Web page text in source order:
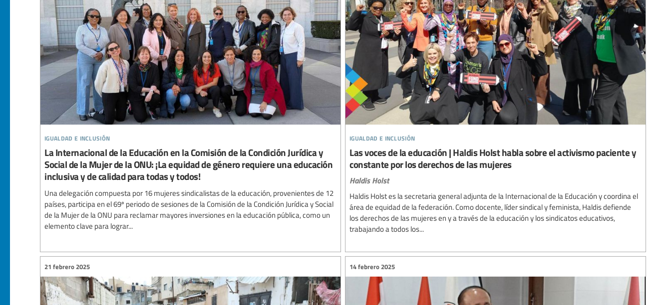
igualdad e inclusión
La Internacional de la Educación en la Comisión de la Condición Jurídica y
Social de la Mujer de la ONU: ¡La equidad de género requiere una educación
inclusiva y de calidad para todas y todos!
Una delegación compuesta por 16 mujeres sindicalistas de la educación, provenientes de 12
países, participa en el 69º periodo de sesiones de la Comisión de la Condición Jurídica y Social
de la Mujer de la ONU para reclamar mayores inversiones en la educación pública, como un
elemento clave para lograr...
igualdad e inclusión
Las voces de la educación | Haldis Holst habla sobre el activismo paciente y
constante por los derechos de las mujeres
Haldis Holst
Haldis Holst es la secretaria general adjunta de la Internacional de la Educación y coordina el
área de equidad de la federación. Como docente, líder sindical y feminista, Haldis defiende
los derechos de las mujeres en y a través de la educación y los sindicatos educativos,
trabajando a todos los...
21 febrero 2025 14 febrero 2025